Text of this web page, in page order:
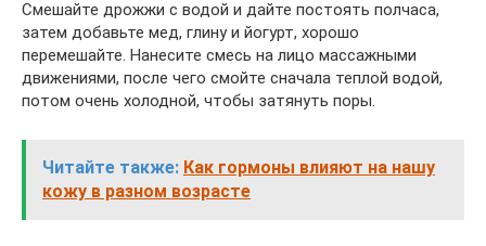
Смешайте дрожжи с водой и дайте постоять полчаса,
затем добавьте мед, глину и йогурт, хорошо
перемешайте. Нанесите смесь на лицо массажными
движениями, после чего смойте сначала теплой водой,
потом очень холодной, чтобы затянуть поры.
Читайте также: Как гормоны влияют на нашу
кожу в разном возрасте